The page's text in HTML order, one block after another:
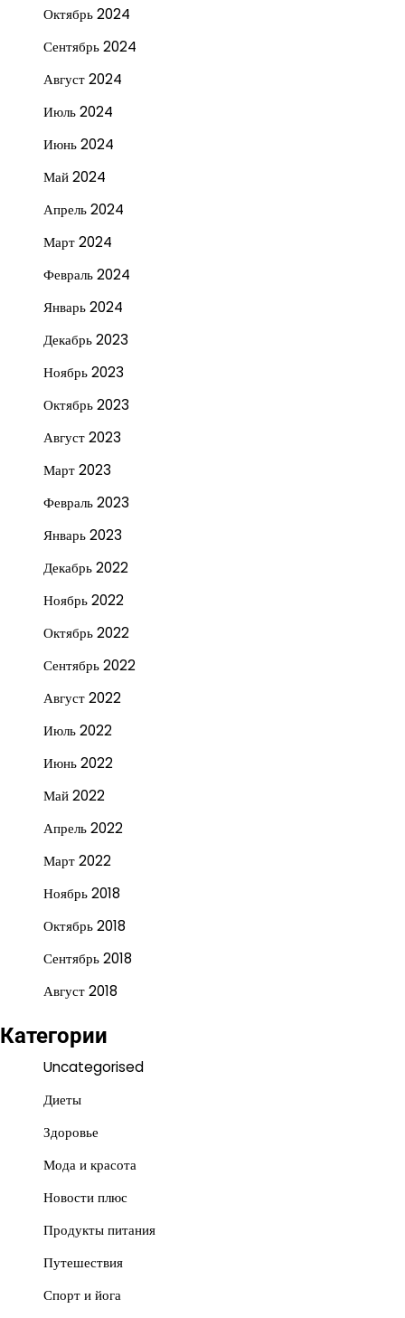
Октябрь 2024
Сентябрь 2024
Август 2024
Июль 2024
Июнь 2024
Май 2024
Апрель 2024
Март 2024
Февраль 2024
Январь 2024
Декабрь 2023
Ноябрь 2023
Октябрь 2023
Август 2023
Март 2023
Февраль 2023
Январь 2023
Декабрь 2022
Ноябрь 2022
Октябрь 2022
Сентябрь 2022
Август 2022
Июль 2022
Июнь 2022
Май 2022
Апрель 2022
Март 2022
Ноябрь 2018
Октябрь 2018
Сентябрь 2018
Август 2018
Категории
Uncategorised
Диеты
Здоровье
Мода и красота
Новости плюс
Продукты питания
Путешествия
Спорт и йога